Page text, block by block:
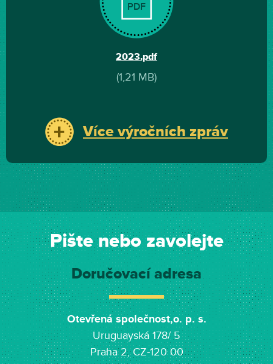
PDF
2023.pdf
(1,21 MB)
Více výročních zpráv
Pište nebo zavolejte
Doručovací adresa
Otevřená společnost,o. p. s.
Uruguayská 178/ 5
Praha 2, CZ-120 00